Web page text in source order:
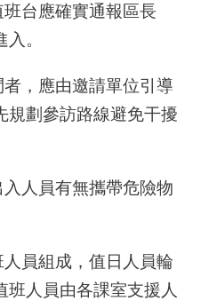
台應確實通報區長
。
，應由邀請單位引導
規劃參訪路線避免干擾
人員有無攜帶危險物
員組成，值日人員輪
人員由各課室支援人